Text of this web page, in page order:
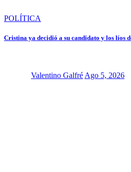
POLÍTICA
Cristina ya decidió a su candidato y los líos
Valentino Galfré Ago 5, 2026